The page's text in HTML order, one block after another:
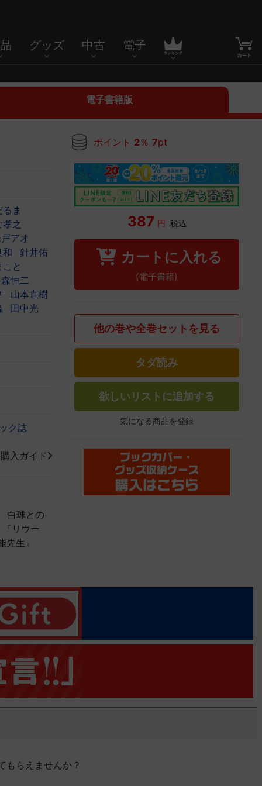
グッズ 中古 電子
電子書籍版
ま
之
アオ
和
針井佑
と
森恒二
山本直樹
田中光
ク誌
入ガイド
白球との
リウー
生』
ポイント 2 ％ 7pt
387 円 税込
カートに入れる
(電子書籍)
他の巻や全巻セットを見る
タダ読み
欲しいリストに追加する
気になる商品を登録
もらえませんか？